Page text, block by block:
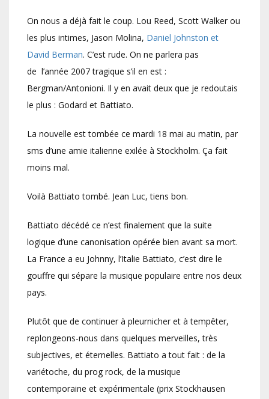
On nous a déjà fait le coup. Lou Reed, Scott Walker ou
les plus intimes, Jason Molina, Daniel Johnston et
David Berman. C’est rude. On ne parlera pas
de l’année 2007 tragique s’il en est :
Bergman/Antonioni. Il y en avait deux que je redoutais
le plus : Godard et Battiato.
La nouvelle est tombée ce mardi 18 mai au matin, par
sms d’une amie italienne exilée à Stockholm. Ça fait
moins mal.
Voilà Battiato tombé. Jean Luc, tiens bon.
Battiato décédé ce n’est finalement que la suite
logique d’une canonisation opérée bien avant sa mort.
La France a eu Johnny, l’Italie Battiato, c’est dire le
gouffre qui sépare la musique populaire entre nos deux
pays.
Plutôt que de continuer à pleurnicher et à tempêter,
replongeons-nous dans quelques merveilles, très
subjectives, et éternelles. Battiato a tout fait : de la
variétoche, du prog rock, de la musique
contemporaine et expérimentale (prix Stockhausen